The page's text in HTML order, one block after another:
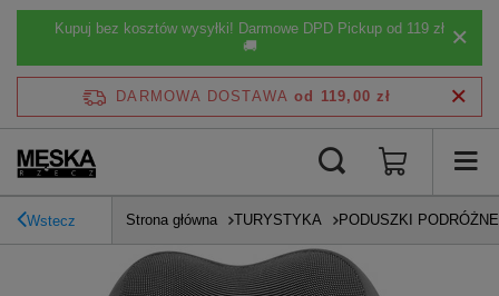
Kupuj bez kosztów wysyłki! Darmowe DPD Pickup od 119 zł
🚚
DARMOWA DOSTAWA od 119,00 zł
Wstecz Strona główna TURYSTYKA PODUSZKI PODRÓŻNE